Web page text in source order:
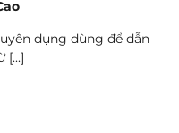
dụng dùng để dẫn
[...]